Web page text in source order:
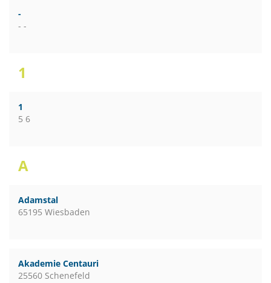
-
- -
1
1
5 6
A
Adamstal
65195 Wiesbaden
Akademie Centauri
25560 Schenefeld